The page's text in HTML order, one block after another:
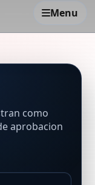
Menu
como
aprobacion